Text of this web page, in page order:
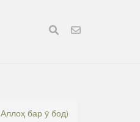
бар ӯ бод)